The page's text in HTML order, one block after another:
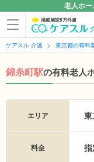
老人ホー
掲載施設5万件超
ケアスル 介護 東京都の有料
錦糸町駅の有料老人
エリア 東
料金 指